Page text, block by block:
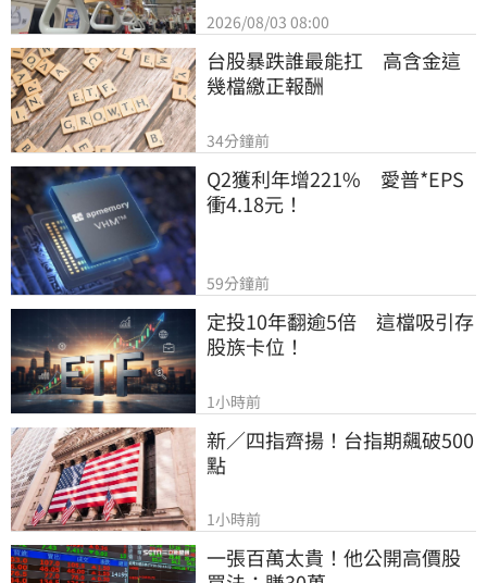
2026/08/03 08:00
台股暴跌誰最能扛　高含金這
幾檔繳正報酬
34分鐘前
Q2獲利年增221%　愛普*EPS
衝4.18元！
59分鐘前
定投10年翻逾5倍　這檔吸引存
股族卡位！
1小時前
新／四指齊揚！台指期飆破500
點
1小時前
一張百萬太貴！他公開高價股